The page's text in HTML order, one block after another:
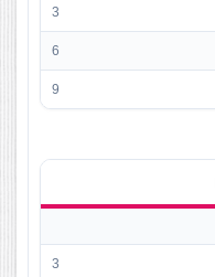
3
6
9
3